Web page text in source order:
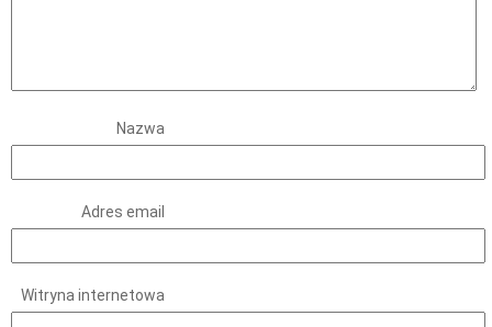
Nazwa
Adres email
Witryna internetowa